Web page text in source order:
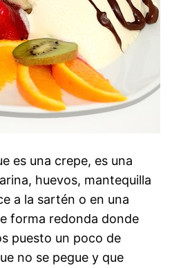
es una crepe, es una
huevos, mantequilla
a la sartén o en una
forma redonda donde
puesto un poco de
no se pegue y que